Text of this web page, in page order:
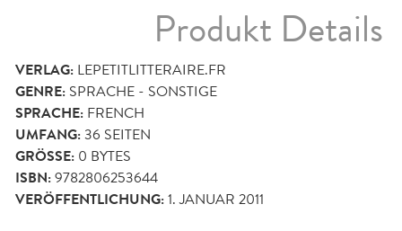
Produkt Details
VERLAG: LEPETITLITTERAIRE.FR
GENRE: SPRACHE - SONSTIGE
SPRACHE: FRENCH
UMFANG:36 SEITEN
GRÖSSE: 0 BYTES
ISBN:9782806253644
VERÖFFENTLICHUNG:1. JANUAR 2011